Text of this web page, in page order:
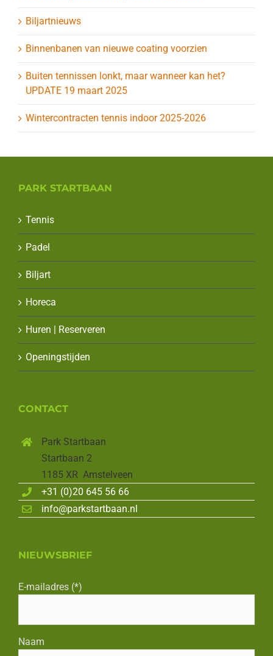
Biljartnieuws
Binnenbanen van nieuwe coating voorzien
Buiten tennissen lonkt, maar wanneer kan het?
UPDATE 19 maart 2025
Wintercontracten tennis indoor 2025-2026
PARK STARTBAAN
Tennis
Padel
Biljart
Horeca
Huren | Reserveren
Openingstijden
CONTACT
Park Startbaan
Startbaan 2
1185 XR Amstelveen
+31 (0)20 645 56 66
info@parkstartbaan.nl
NIEUWSBRIEF
E-mailadres (*)
Naam